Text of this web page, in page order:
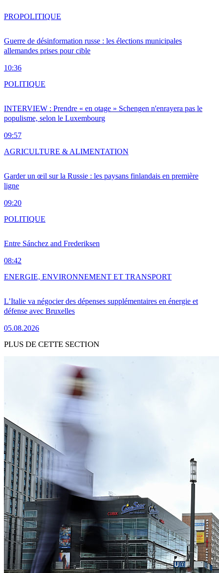
Guerre de désinformation russe : les élections municipales
allemandes prises pour cible
10:36
PROPOLITIQUE
INTERVIEW : Prendre « en otage » Schengen n'enrayera pas le
populisme, selon le Luxembourg
09:57
POLITIQUE
Garder un œil sur la Russie : les paysans finlandais en première
ligne
09:20
AGRICULTURE & ALIMENTATION
Entre Sánchez and Frederiksen
08:42
POLITIQUE
L’Italie va négocier des dépenses supplémentaires en énergie et
défense avec Bruxelles
05.08.2026
ENERGIE, ENVIRONNEMENT ET TRANSPORT
PLUS DE CETTE SECTION